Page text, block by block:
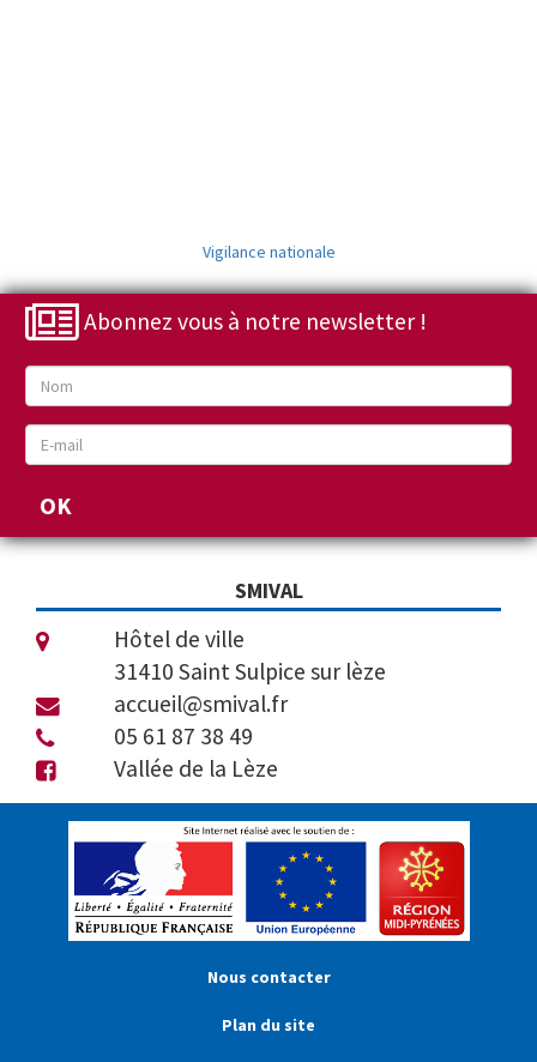
Vigilance nationale
Abonnez vous à notre newsletter !
SMIVAL
Hôtel de ville
31410 Saint Sulpice sur lèze
accueil@smival.fr
05 61 87 38 49
Vallée de la Lèze
Nous contacter
Plan du site